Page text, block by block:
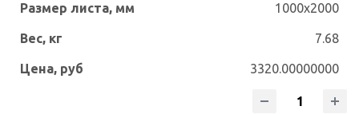
1000x2000
7.68
3320.00000000